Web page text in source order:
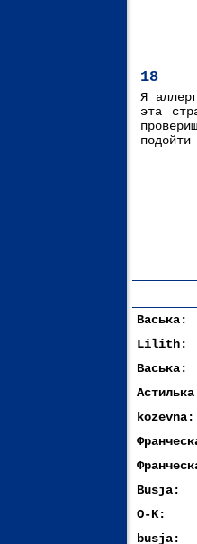
18
Я
эта
Васька:
Lilith:
Васька:
kozevna:
Busja:
O-K:
busja: